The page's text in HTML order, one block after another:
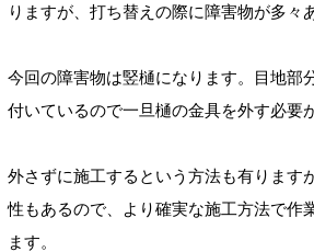
りますが、打ち替えの際に障害物が多々
今回の障害物は竪樋になります。目地部
付いているので一旦樋の金具を外す必要
外さずに施工するという方法も有ります
性もあるので、より確実な施工方法で作
ます。